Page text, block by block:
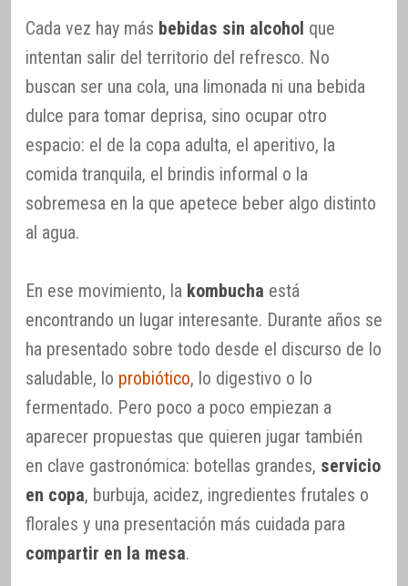
Cada vez hay más bebidas sin alcohol que
intentan salir del territorio del refresco. No
buscan ser una cola, una limonada ni una bebida
dulce para tomar deprisa, sino ocupar otro
espacio: el de la copa adulta, el aperitivo, la
comida tranquila, el brindis informal o la
sobremesa en la que apetece beber algo distinto
al agua.
En ese movimiento, la kombucha está
encontrando un lugar interesante. Durante años se
ha presentado sobre todo desde el discurso de lo
saludable, lo probiótico, lo digestivo o lo
fermentado. Pero poco a poco empiezan a
aparecer propuestas que quieren jugar también
en clave gastronómica: botellas grandes, servicio
en copa, burbuja, acidez, ingredientes frutales o
florales y una presentación más cuidada para
compartir en la mesa.